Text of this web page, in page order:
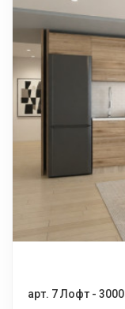
арт. 7 Лофт - 3000